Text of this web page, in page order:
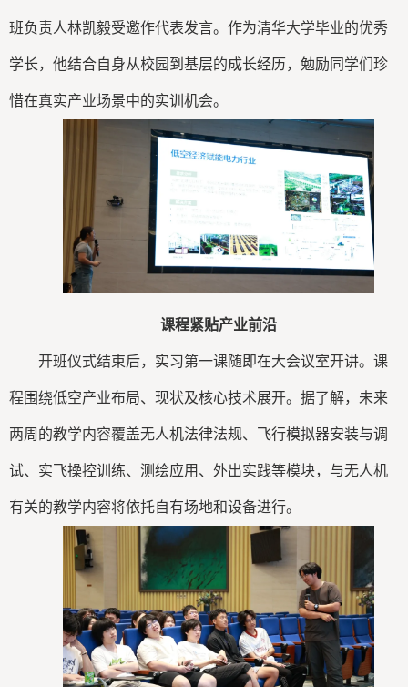
班负责人林凯毅受邀作代表发言。作为清华大学毕业的优秀
学长，他结合自身从校园到基层的成长经历，勉励同学们珍
惜在真实产业场景中的实训机会。
课程紧贴产业前沿
开班仪式结束后，实习第一课随即在大会议室开讲。课
程围绕低空产业布局、现状及核心技术展开。据了解，未来
两周的教学内容覆盖无人机法律法规、飞行模拟器安装与调
试、实飞操控训练、测绘应用、外出实践等模块，与无人机
有关的教学内容将依托自有场地和设备进行。